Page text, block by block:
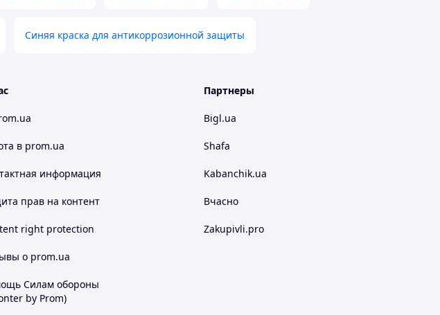
Синяя краска для антикоррозионной защиты
в prom.ua
информация
прав на контент
right protection
о prom.ua
Силам обороны
by Prom)
Партнеры
Bigl.ua
Shafa
Kabanchik.ua
Вчасно
Zakupivli.pro